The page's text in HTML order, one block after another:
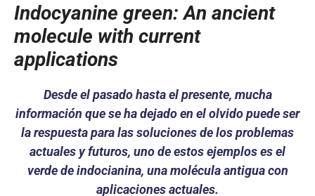
Indocyanine green: An ancient
molecule with current
applications
Desde el pasado hasta el presente, mucha
información que se ha dejado en el olvido puede ser
la respuesta para las soluciones de los problemas
actuales y futuros, uno de estos ejemplos es el
verde de indocianina, una molécula antigua con
aplicaciones actuales.